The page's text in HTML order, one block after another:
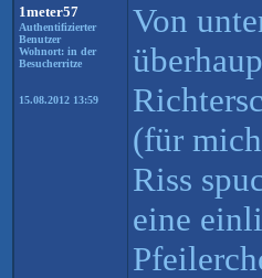
1meter57
Authentifizierter
Benutzer
Wohnort: in der
Besucherritze
15.08.2012 13:59
Von
(für
Riss
eine